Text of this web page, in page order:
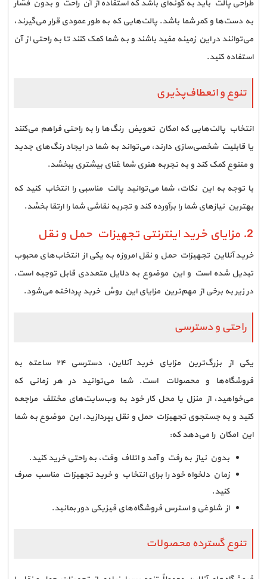
طراحی پالت باید به گونه‌ای باشد که استفاده از آن راحت و بدون فشار
به دست‌ها و کمر شما باشد. پالت‌هایی که به طور عمودی قرار می‌گیرند،
می‌توانند در این زمینه مفید باشند و به شما کمک کنند تا به راحتی از آن
استفاده کنید.
تنوع و انعطاف‌پذیری
انتخاب پالت‌هایی که امکان تعویض رنگ‌ها را به راحتی فراهم می‌کنند
یا قابلیت شخصی‌سازی دارند، می‌تواند به شما در ایجاد رنگ‌های جدید
و متنوع کمک کند و به تجربه هنری شما غنای بیشتری ببخشد.
با توجه به این نکات، شما می‌توانید پالت مناسبی را انتخاب کنید که
بهترین نیازهای شما را برآورده کند و تجربه نقاشی شما را ارتقا بخشد.
2. مزایای خرید اینترنتی تجهیزات حمل و نقل
خرید آنلاین تجهیزات حمل و نقل امروزه به یکی از انتخاب‌های محبوب
تبدیل شده است و این موضوع به دلایل متعددی قابل توجیه است.
در زیر به برخی از مهم‌ترین مزایای این روش خرید پرداخته می‌شود.
راحتی و دسترسی
یکی از بزرگ‌ترین مزایای خرید آنلاین، دسترسی ۲۴ ساعته به
فروشگاه‌ها و محصولات است. شما می‌توانید در هر زمانی که
می‌خواهید، از منزل یا محل کار خود به وب‌سایت‌های مختلف مراجعه
کنید و به جستجوی تجهیزات حمل و نقل بپردازید. این موضوع به شما
این امکان را می‌دهد که:
بدون نیاز به رفت و آمد و اتلاف وقت، به راحتی خرید کنید.
زمان دلخواه خود را برای انتخاب و خرید تجهیزات مناسب صرف
کنید.
از شلوغی و استرس فروشگاه‌های فیزیکی دور بمانید.
تنوع گسترده محصولات